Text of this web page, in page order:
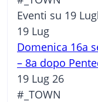
Eventi su 19
19 Lug
Domenica 16a
– 8a dopo
19 Lug 26
#_TOWN